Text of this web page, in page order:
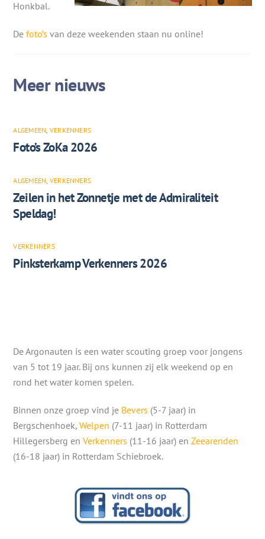
Honkbal.
Defoto’svan deze weekenden staan nu online!
ALGEMEEN VERKENNERS
Foto’s ZoKa 2026
ALGEMEEN VERKENNERS
Zeilen in het Zonnetje met de Admiraliteit
Speldag!
VERKENNERS
Pinksterkamp Verkenners 2026
De Argonauten is een water scouting groep voor jongens
van 5 tot 19 jaar. Bij ons kunnen zij elk weekend op en
rond het water komen spelen.
Binnen onze groep vind je Bevers (5-7 jaar) in
Bergschenhoek,Welpen (7-11 jaar) in Rotterdam
Hillegersberg enVerkenners (11-16 jaar) enZeearenden
(16-18 jaar) in Rotterdam Schiebroek.